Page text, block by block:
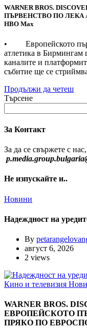
WARNER BROS.
ПЪРВЕНСТВО ПО ЛЕКА
НВО Мах
• Европейското
атлетика в Бирмингам
каналите и
събитие ще се
Продължи да четеш
Търсене
За Контакт
За да се свържете с
Не изпускайте и..
Новини
Надеждност на
By
август 6, 2026
2 views
Кино и телевизия
WARNER BROS.
ЕВРОПЕЙСКОТО
ПРЯКО ПО